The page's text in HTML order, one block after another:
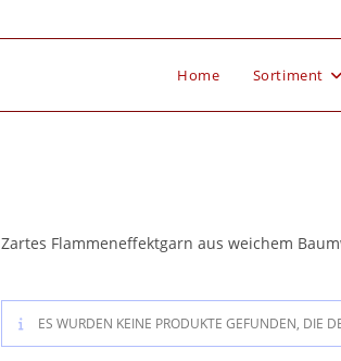
Home Sortiment
Zartes Flammeneffektgarn aus weichem
ES WURDEN KEINE PRODUKTE GEFUNDEN, DIE